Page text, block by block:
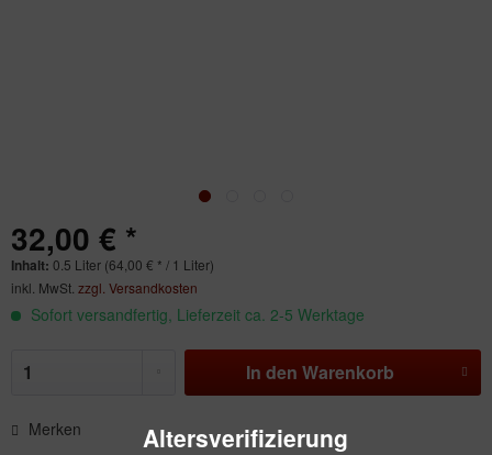
32,00 € *
Inhalt: 0.5 Liter (64,00 € * / 1 Liter)
inkl. MwSt. zzgl. Versandkosten
Sofort versandfertig, Lieferzeit ca. 2-5 Werktage
In den Warenkorb
Merken Altersverifizierung